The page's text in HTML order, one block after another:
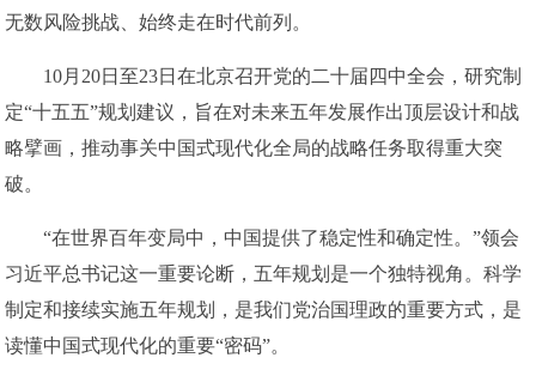
无数风险挑战、始终走在时代前列。
10月20日至23日在北京召开党的二十届四中全会，研究制
定“十五五”规划建议，旨在对未来五年发展作出顶层设计和战
略擘画，推动事关中国式现代化全局的战略任务取得重大突
破。
“在世界百年变局中，中国提供了稳定性和确定性。”领会
习近平总书记这一重要论断，五年规划是一个独特视角。科学
制定和接续实施五年规划，是我们党治国理政的重要方式，是
读懂中国式现代化的重要“密码”。